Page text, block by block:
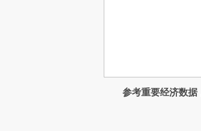
参考重要经济数据